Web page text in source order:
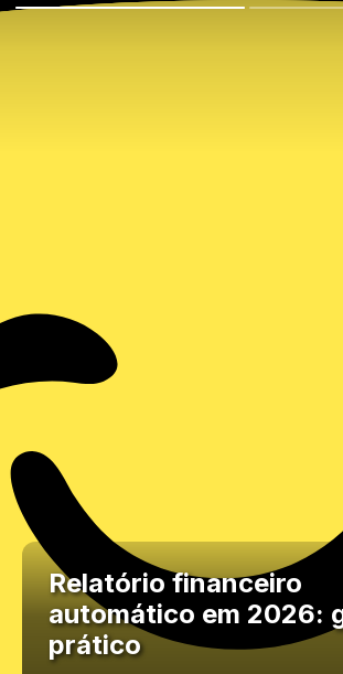
Relatório financeiro
automático em 2026:
prático